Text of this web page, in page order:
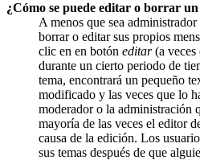
¿Cómo se puede editar o borrar un
A menos que sea
borrar o editar sus propios
clic en en botón editar(a veces
durante un cierto periodo de
tema, encontrará un pequeño
modificado y las veces que lo
moderador o la administración
mayoría de las veces el editor
causa de la edición. Los
sus temas después de que